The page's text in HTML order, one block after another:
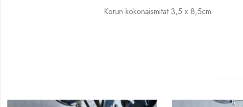
Korun kokonaismitat 3,5 x 8,5cm